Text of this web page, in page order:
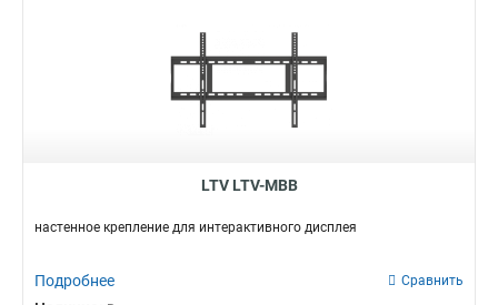
1xAUDIO
LTV LTV-MBB
настенное крепление для интерактивного дисплея
Подробнее Сравнить